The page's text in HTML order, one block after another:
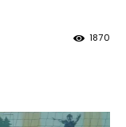
1870